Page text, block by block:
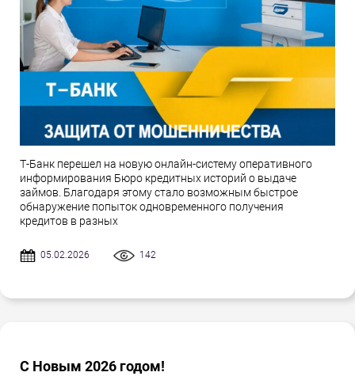
Т-Банк перешел на новую онлайн-систему оперативного
информирования Бюро кредитных историй о выдаче
займов. Благодаря этому стало возможным быстрое
обнаружение попыток одновременного получения
кредитов в разных
05.02.2026 142
С Новым 2026 годом!